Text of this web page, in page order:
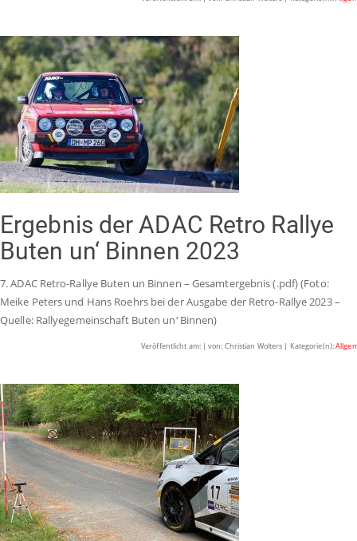
Ergebnis der ADAC Retro Rallye
Buten un‘ Binnen 2023
7. ADAC Retro-Rallye Buten un Binnen – Gesamtergebnis (.pdf) (Foto:
Meike Peters und Hans Roehrs bei der Ausgabe der Retro-Rallye 2023 –
Quelle: Rallyegemeinschaft Buten un‘ Binnen)
Veröffentlicht am: | von: Christian Wolters | Kategorie(n):